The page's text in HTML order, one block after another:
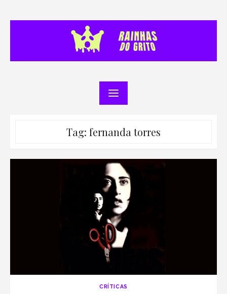
Tag: fernanda torres
CRÍTICAS